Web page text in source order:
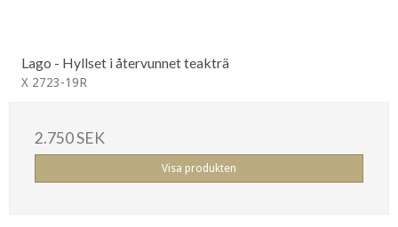
Lago - Hyllset i återvunnet teakträ
X 2723-19R
2.750 SEK
Visa produkten